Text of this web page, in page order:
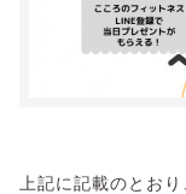
上記に記載のとお